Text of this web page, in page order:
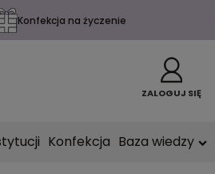
Konfekcja na życzenie
ZALOGUJ SIĘ
Konfekcja Baza wiedzy